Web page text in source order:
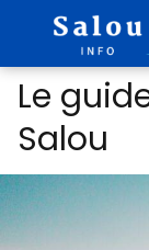
Le
Salou